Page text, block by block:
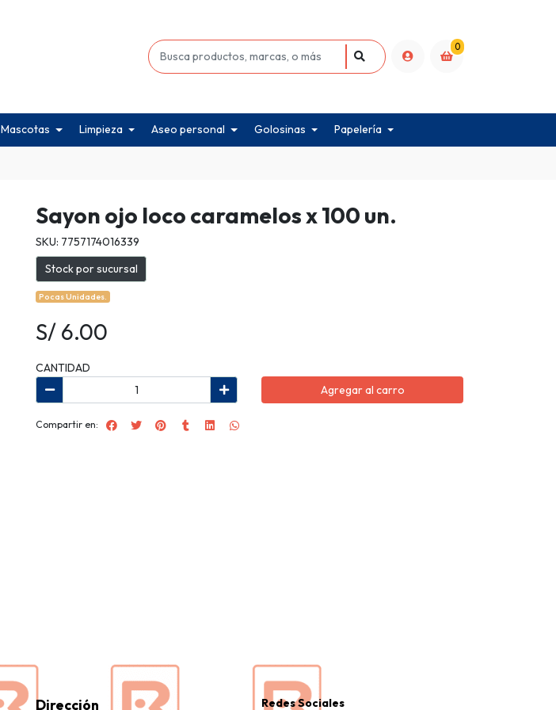
0
Mascotas Limpieza Aseo personal Golosinas Papelería
Sayon ojo loco caramelos x 100 un.
SKU: 7757174016339
Stock por sucursal
Pocas Unidades.
S/ 6.00
CANTIDAD
Agregar al carro
Compartir en:
Dirección Redes Sociales